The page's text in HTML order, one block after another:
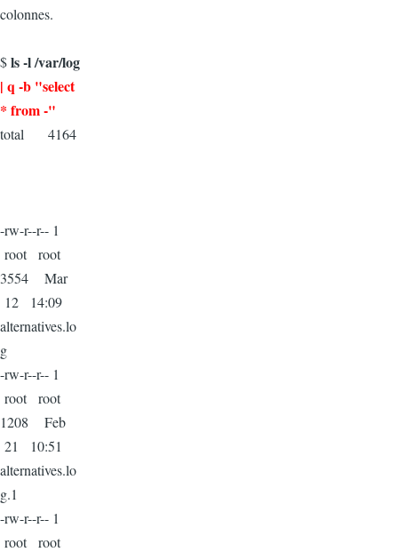
colonnes.
$ls -l /var/log
| q -b "select
* from -"
total 4164
-rw-r--r-- 1
root root
3554 Mar
12 14:09
alternatives.lo
g
-rw-r--r-- 1
root root
1208 Feb
21 10:51
alternatives.lo
g.1
-rw-r--r-- 1
root root